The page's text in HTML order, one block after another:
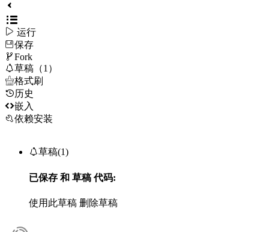
 运行
保存
Fork
草稿（1）
格式刷
历史
嵌入
依赖安装
草稿(1)
已保存 和 草稿代码:
使用此草稿 删除草稿